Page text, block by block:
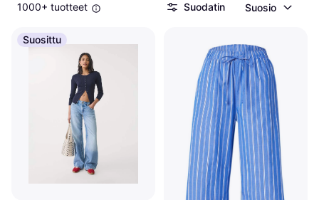
1000+ tuotteet Suodatin Suosio
Suosittu